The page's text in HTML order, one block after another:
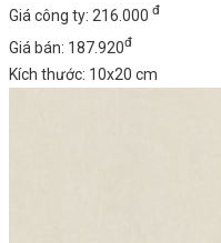
Giá công ty: 216.000 đ
Giá bán: 187.920đ
Kích thước: 10x20 cm